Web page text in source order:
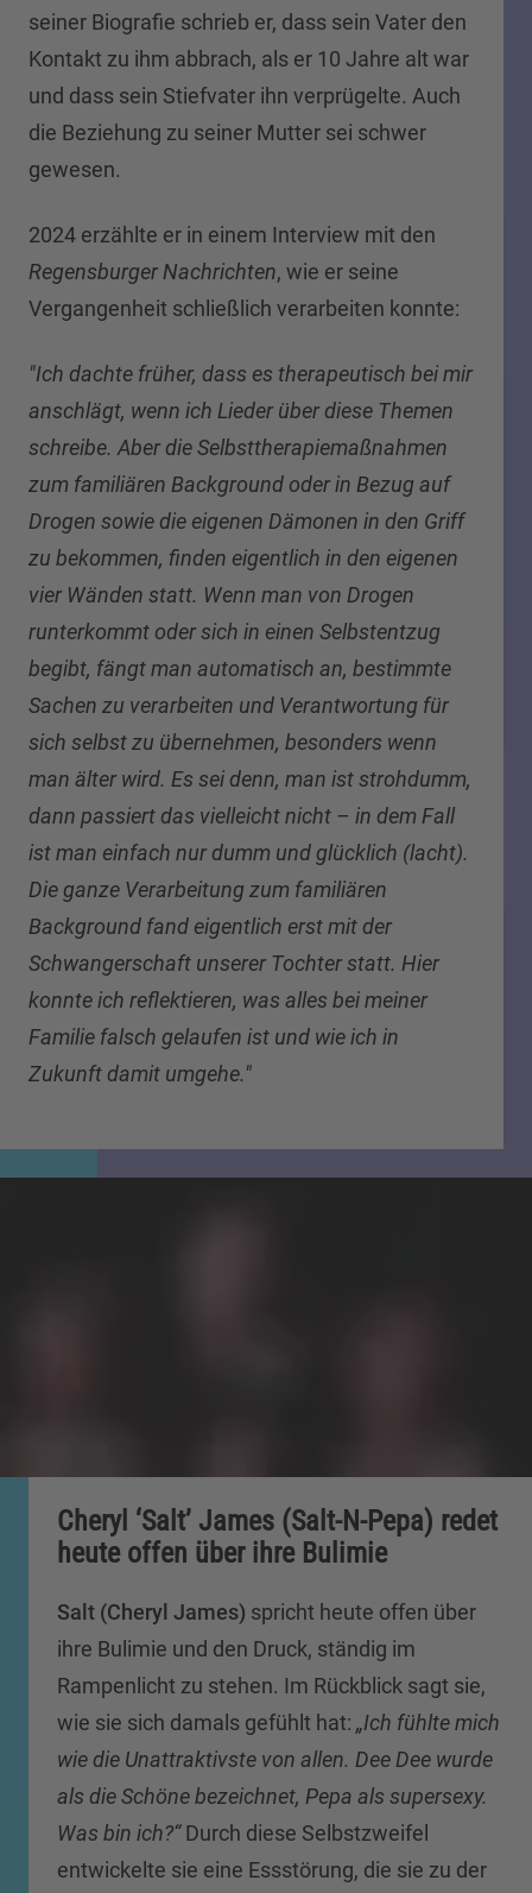
seiner Biografie schrieb er, dass sein Vater den
Kontakt zu ihm abbrach, als er 10 Jahre alt war
und dass sein Stiefvater ihn verprügelte. Auch
die Beziehung zu seiner Mutter sei schwer
gewesen.
2024 erzählte er in einem Interview mit den
Regensburger Nachrichten, wie er seine
Vergangenheit schließlich verarbeiten konnte:
"Ich dachte früher, dass es therapeutisch bei mir
anschlägt, wenn ich Lieder über diese Themen
schreibe. Aber die Selbsttherapiemaßnahmen
zum familiären Background oder in Bezug auf
Drogen sowie die eigenen Dämonen in den Griff
zu bekommen, finden eigentlich in den eigenen
vier Wänden statt. Wenn man von Drogen
runterkommt oder sich in einen Selbstentzug
begibt, fängt man automatisch an, bestimmte
Sachen zu verarbeiten und Verantwortung für
sich selbst zu übernehmen, besonders wenn
man älter wird. Es sei denn, man ist strohdumm,
dann passiert das vielleicht nicht – in dem Fall
ist man einfach nur dumm und glücklich (lacht).
Die ganze Verarbeitung zum familiären
Background fand eigentlich erst mit der
Schwangerschaft unserer Tochter statt. Hier
konnte ich reflektieren, was alles bei meiner
Familie falsch gelaufen ist und wie ich in
Zukunft damit umgehe."
Cheryl ‘Salt’ James (Salt-N-Pepa) redet
heute offen über ihre Bulimie
Salt (Cheryl James) spricht heute offen über
ihre Bulimie und den Druck, ständig im
Rampenlicht zu stehen. Im Rückblick sagt sie,
wie sie sich damals gefühlt hat: „Ich fühlte mich
wie die Unattraktivste von allen. Dee Dee wurde
als die Schöne bezeichnet, Pepa als supersexy.
Was bin ich?“Durch diese Selbstzweifel
entwickelte sie eine Essstörung, die sie zu der